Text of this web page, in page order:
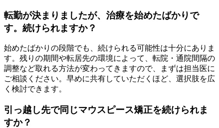
転勤が決まりましたが、治療を始めたばかりで
す。続けられますか？
始めたばかりの段階でも、続けられる可能性は十分にありま
す。残りの期間や転居先の環境によって、転院・通院間隔の
調整など取れる方法が変わってきますので、まずは担当医に
ご相談ください。早めに共有していただくほど、選択肢を広
く検討できます。
引っ越し先で同じマウスピース矯正を続けられま
すか？